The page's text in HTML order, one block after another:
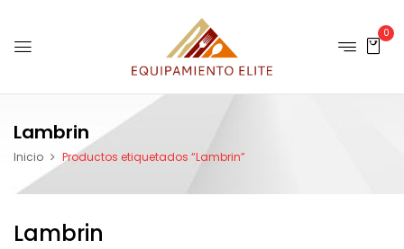
0
Lambrin
Inicio Productos etiquetados “Lambrin”
Lambrin